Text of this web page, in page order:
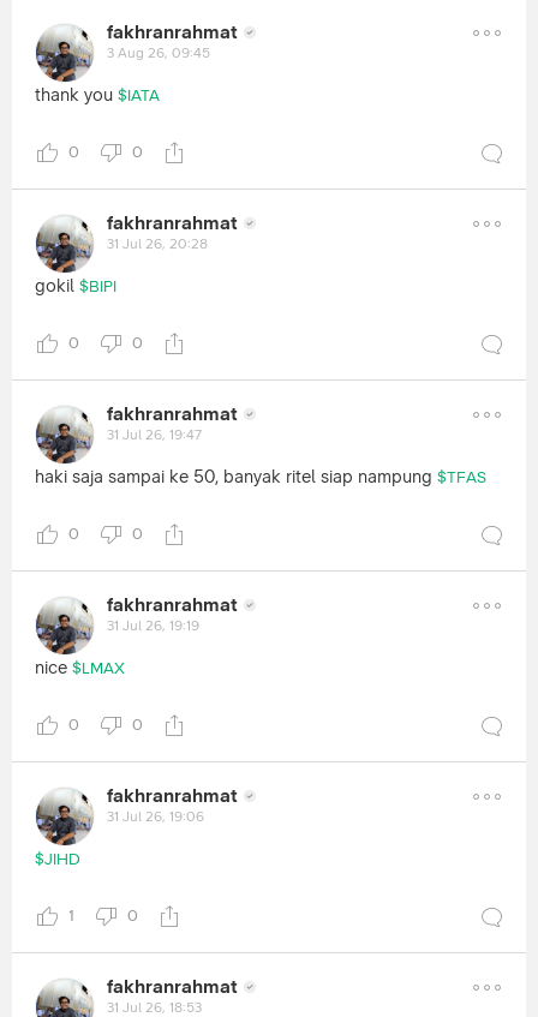
fakhranrahmat
3 Aug 26, 09:45
thank you $IATA
0 0
fakhranrahmat
31 Jul 26, 20:28
gokil $BIPI
0 0
fakhranrahmat
31 Jul 26, 19:47
haki saja sampai ke 50, banyak ritel siap nampung $TFAS
0 0
fakhranrahmat
31 Jul 26, 19:19
nice $LMAX
0 0
fakhranrahmat
31 Jul 26, 19:06
$JIHD
1 0
fakhranrahmat
31 Jul 26, 18:53